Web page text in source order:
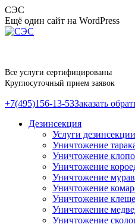
Перейти
к
содержанию
СЭС
Ещё один сайт на WordPress
Все услуги сертифицированы
Круглосуточный прием заявок
+7(495)156-13-53Заказать
Дезинсекция
Услуги дезинсекции
Уничтожение
Уничтожение
Уничтожение
Уничтожение
Уничтожение
Уничтожение
Уничтожение
Уничтожение